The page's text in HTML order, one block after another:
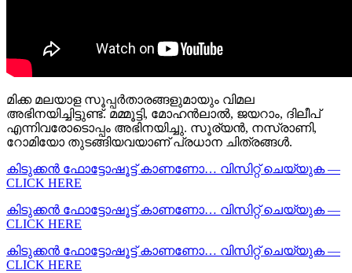
മിക്ക മലയാള സൂപ്പർതാരങ്ങളുമായും വിമല
അഭിനയിച്ചിട്ടുണ്ട്. മമ്മൂട്ടി, മോഹൻലാൽ, ജയറാം, ദിലീപ്
എന്നിവരോടൊപ്പം അഭിനയിച്ചു. സൂര്യൻ, നസ്രാണി,
റോമിയോ തുടങ്ങിയവയാണ് പ്രധാന ചിത്രങ്ങൾ.
കിടുക്കന്‍ ഫോട്ടോഷൂട്ട്‌ കാണണോ… വിസിറ്റ് ചെയ്യുക —
CLICK HERE
കിടുക്കന്‍ ഫോട്ടോഷൂട്ട്‌ കാണണോ… വിസിറ്റ് ചെയ്യുക —
CLICK HERE
കിടുക്കന്‍ ഫോട്ടോഷൂട്ട്‌ കാണണോ… വിസിറ്റ് ചെയ്യുക —
CLICK HERE